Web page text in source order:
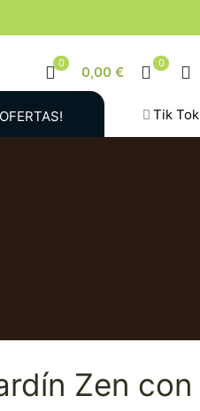
0
0,00 €
0
Tik Tok
Zen con